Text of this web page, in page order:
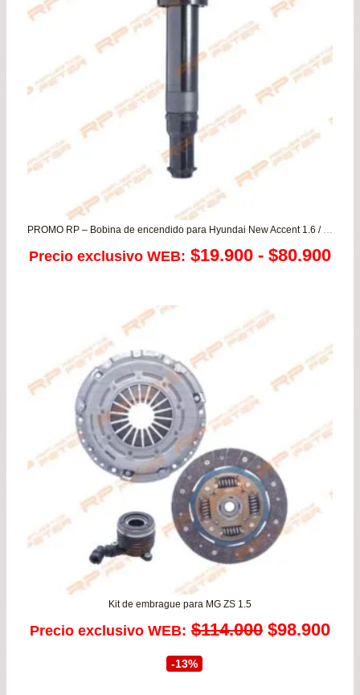
PROMO RP – Bobina de encendido para Hyundai New Accent 1.6 / Kia Cerato – Rio JB
Precio exclusivo WEB: $19.900 - $80.900
Kit de embrague para MG ZS 1.5
Precio exclusivo WEB: $114.000 El
$98.900El
-13%